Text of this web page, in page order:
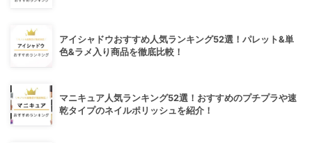
アイシャドウおすすめ人気ランキング52選！パレット&単
色&ラメ入り商品を徹底比較！
マニキュア人気ランキング52選！おすすめのプチプラや速
乾タイプのネイルポリッシュを紹介！